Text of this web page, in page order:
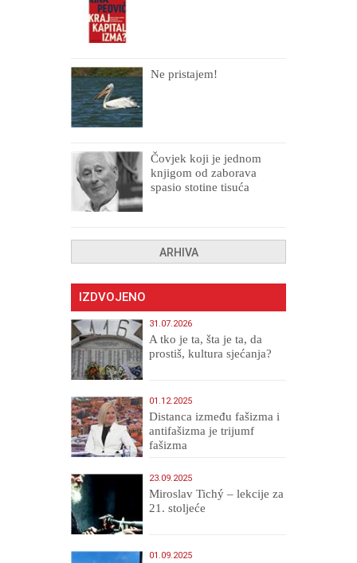
Ne pristajem!
Čovjek koji je jednom
knjigom od zaborava
spasio stotine tisuća
ARHIVA
IZDVOJENO
31.07.2026
A tko je ta, šta je ta, da
prostiš, kultura sjećanja?
01.12.2025
Distanca između fašizma i
antifašizma je trijumf
fašizma
23.09.2025
Miroslav Tichý – lekcije za
21. stoljeće
01.09.2025